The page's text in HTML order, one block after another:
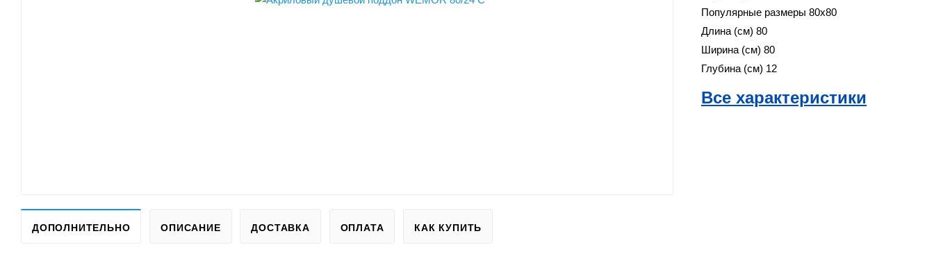
ДОПОЛНИТЕЛЬНО ОПИСАНИЕ ДОСТАВКА ОПЛАТА КАК КУПИТЬ
Популярные размеры 80x80
Длина (см) 80
Ширина (см) 80
Глубина (см) 12
Все характеристики